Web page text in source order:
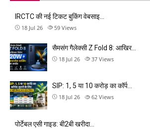
IRCTC की नई टिकट बुकिंग वेबसाइ…
18 Jul 26 59 Views
सैमसंग गैलेक्सी Z Fold 8: आखिर…
18 Jul 26 37 Views
SIP: 1, 5 या 10 करोड़ का कॉर्प…
18 Jul 26 62 Views
पोर्टेबल एसी गाइड: बी2बी खरीदा…